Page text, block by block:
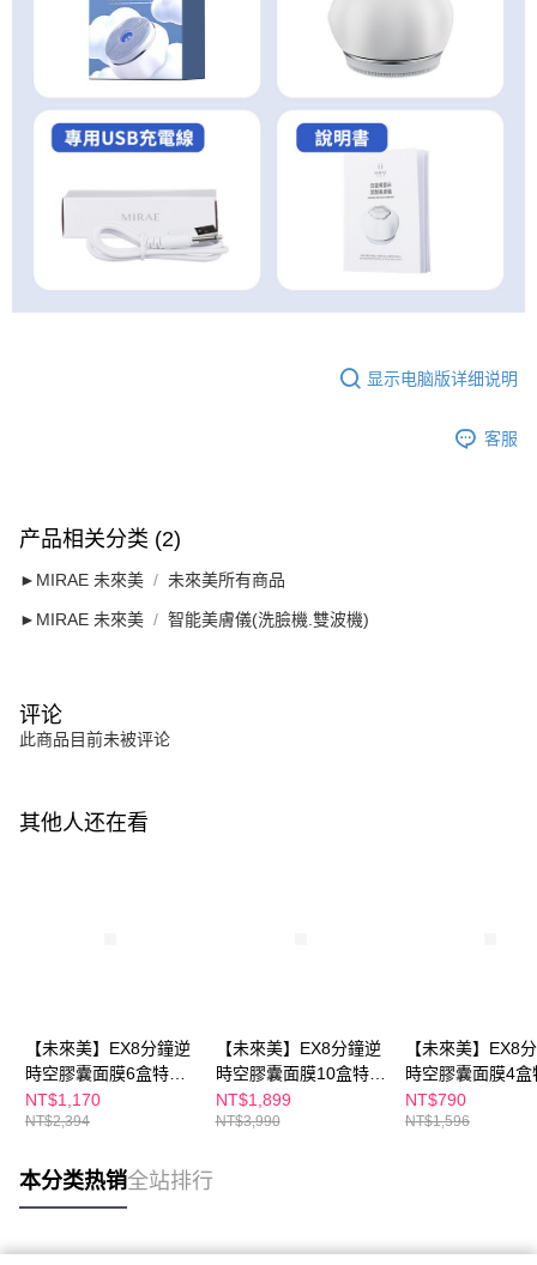
显示电脑版详细说明
客服
产品相关分类 (2)
►MIRAE 未來美 未來美所有商品
►MIRAE 未來美 智能美膚儀(洗臉機.雙波機)
评论
此商品目前未被评论
其他人还在看
【未來美】EX8分鐘逆
時空膠囊面膜6盒特惠
組
NT$1,170
NT$2,394
【未來美】EX8分鐘逆
時空膠囊面膜10盒特惠
組
NT$1,899
NT$3,990
【未來美】EX8
時空膠囊面膜4盒
組
NT$790
NT$1,596
本分类热销全站排行